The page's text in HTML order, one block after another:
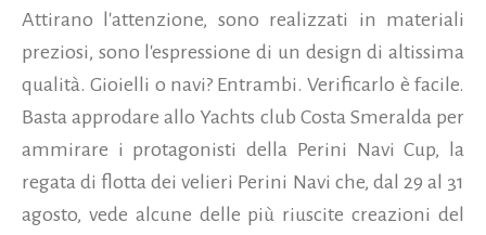
Attirano l'attenzione, sono realizzati in materiali
preziosi, sono l'espressione di un design di altissima
qualità. Gioielli o navi? Entrambi. Verificarlo è facile.
Basta approdare allo Yachts club Costa Smeralda per
ammirare i protagonisti della Perini Navi Cup, la
regata di flotta dei velieri Perini Navi che, dal 29 al 31
agosto, vede alcune delle più riuscite creazioni del